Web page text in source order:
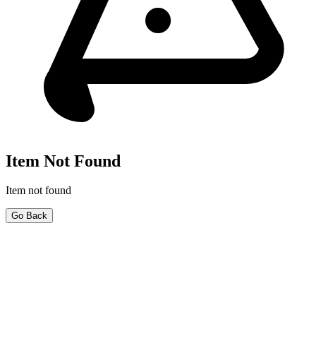
Item Not Found
Item not found
Go Back